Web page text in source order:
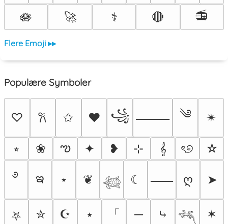
🪷
🚀 ⚕️ 🔴 📻
Flere Emoji ▸▸
Populære Symboler
♡ 𐙚 ✩ ♥ ꧁ ⸻ ༄ ✴︎
⭒ ❀ ఌ ✦ ❥ ⊹ 𝄞 ৎ୭
☆
࿔
ఇ ⋆ ❦ 𓆉 ☾ ⸺ ღ ➤
⛧ ✮ ☪ ⭑ 「 ─ ⤷ 𓆈
✶